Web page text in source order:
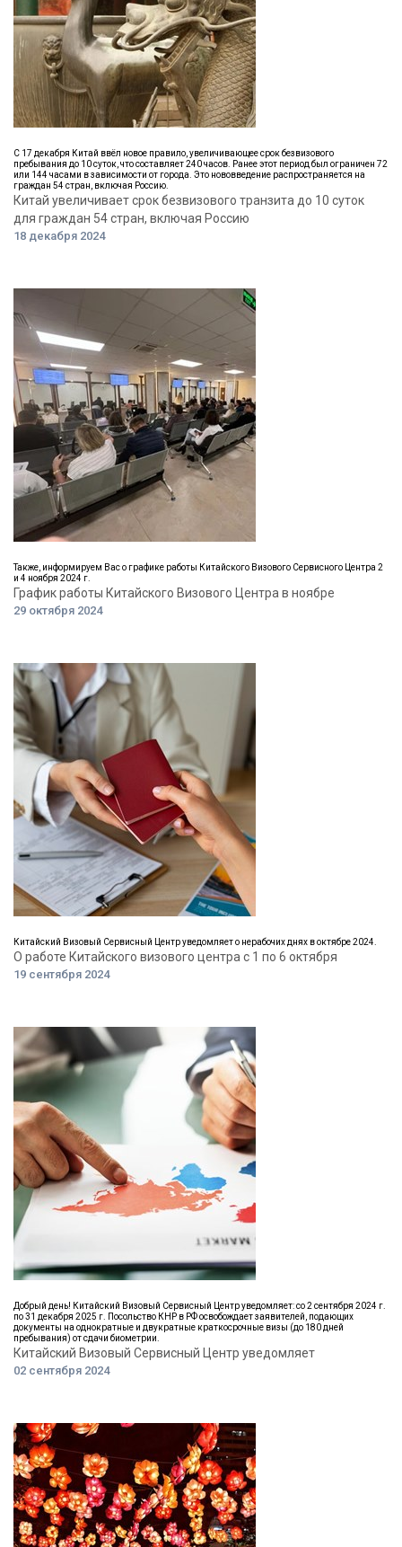
С 17 декабря Китай ввёл новое правило, увеличивающее срок безвизового
пребывания до 10 суток, что составляет 240 часов. Ранее этот период был ограничен 72
или 144 часами в зависимости от города. Это нововведение распространяется на
граждан 54 стран, включая Россию.
Китай увеличивает срок безвизового транзита до 10 суток
для граждан 54 стран, включая Россию
18 декабря 2024
Также, информируем Вас о графике работы Китайского Визового Сервисного Центра 2
и 4 ноября 2024 г.
График работы Китайского Визового Центра в ноябре
29 октября 2024
Китайский Визовый Сервисный Центр уведомляет о нерабочих днях в октябре 2024.
О работе Китайского визового центра с 1 по 6 октября
19 сентября 2024
Добрый день! Китайский Визовый Сервисный Центр уведомляет: со 2 сентября 2024 г.
по 31 декабря 2025 г. Посольство КНР в РФ освобождает заявителей, подающих
документы на однократные и двукратные краткосрочные визы (до 180 дней
пребывания) от сдачи биометрии.
Китайский Визовый Сервисный Центр уведомляет
02 сентября 2024